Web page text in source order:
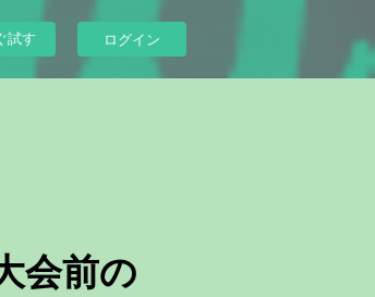
試す ログイン
会前の